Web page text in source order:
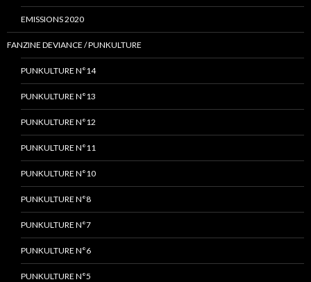
EMISSIONS 2020
FANZINE DEVIANCE / PUNKULTURE
PUNKULTURE N°14
PUNKULTURE N°13
PUNKULTURE N°12
PUNKULTURE N°11
PUNKULTURE N°10
PUNKULTURE N°8
PUNKULTURE N°7
PUNKULTURE N°6
PUNKULTURE N°5